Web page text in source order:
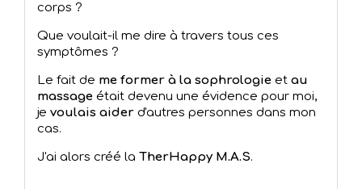
corps ?
Que voulait-il me dire à travers tous ces
symptômes ?
Le fait de me former à la sophrologie et au
massage était devenu une évidence pour moi,
je voulais aider d'autres personnes dans mon
cas.
J'ai alors créé la TherHappy M.A.S.